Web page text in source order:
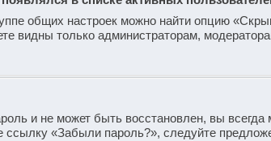
общих настроек можно найти опцию
видны только администраторам,
и не может быть восстановлен, вы
ссылку «Забыли пароль?», следуйте